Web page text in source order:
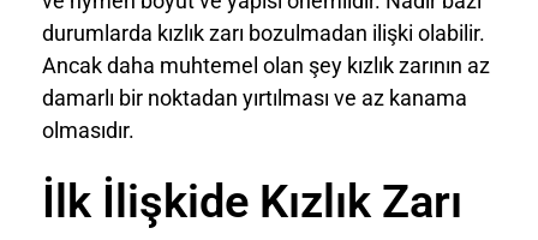
durumlarda kızlık zarı bozulmadan ilişki olabilir.
Ancak daha muhtemel olan şey kızlık zarının az
damarlı bir noktadan yırtılması ve az kanama
olmasıdır.
İlk İlişkide Kızlık Zarı